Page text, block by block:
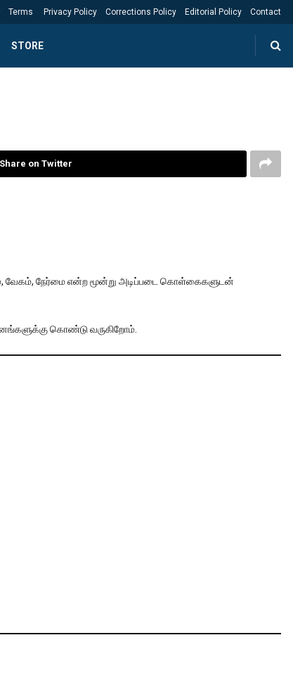
Terms Privacy Policy Corrections Policy Editorial Policy Contact
STORE
Share on Twitter
நேர்மை என்ற மூன்று அடிப்படை கொள்கைகளுடன்
கொண்டு வருகிறோம்.